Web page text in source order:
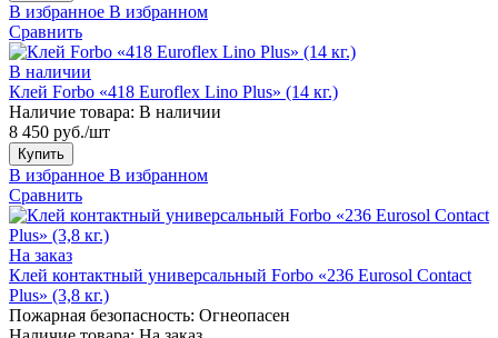
В избранное В избранном
Сравнить
В наличии
Клей Forbo «418 Euroflex Lino Plus» (14 кг.)
Наличие товара: В наличии
8 450 руб./шт
Купить
В избранное В избранном
Сравнить
На заказ
Клей контактный универсальный Forbo «236 Eurosol Contact
Plus» (3,8 кг.)
Пожарная безопасность: Огнеопасен